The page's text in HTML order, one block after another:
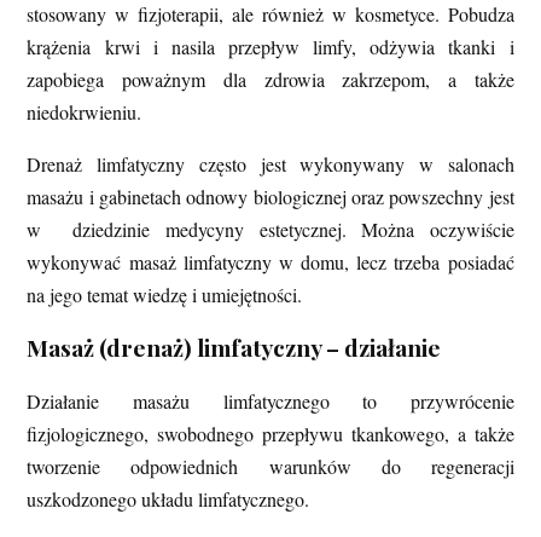
stosowany w fizjoterapii, ale również w kosmetyce. Pobudza
krążenia krwi i nasila przepływ limfy, odżywia tkanki i
zapobiega poważnym dla zdrowia zakrzepom, a także
niedokrwieniu.
Drenaż limfatyczny często jest wykonywany w salonach
masażu i gabinetach odnowy biologicznej oraz powszechny jest
w dziedzinie medycyny estetycznej. Można oczywiście
wykonywać masaż limfatyczny w domu, lecz trzeba posiadać
na jego temat wiedzę i umiejętności.
Masaż (drenaż) limfatyczny – działanie
Działanie masażu limfatycznego to przywrócenie
fizjologicznego, swobodnego przepływu tkankowego, a także
tworzenie odpowiednich warunków do regeneracji
uszkodzonego układu limfatycznego.